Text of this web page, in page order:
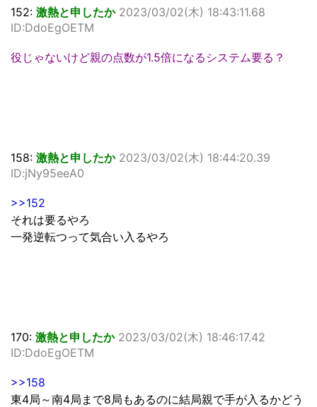
152: 激熱と申したか 2023/03/02(木) 18:43:11.68
ID:DdoEgOETM
役じゃないけど親の点数が1.5倍になるシステム要る？
158: 激熱と申したか 2023/03/02(木) 18:44:20.39
ID:jNy95eeA0
>>152
それは要るやろ
一発逆転つって気合い入るやろ
170: 激熱と申したか 2023/03/02(木) 18:46:17.42
ID:DdoEgOETM
>>158
東4局～南4局まで8局もあるのに結局親で手が入るかどう